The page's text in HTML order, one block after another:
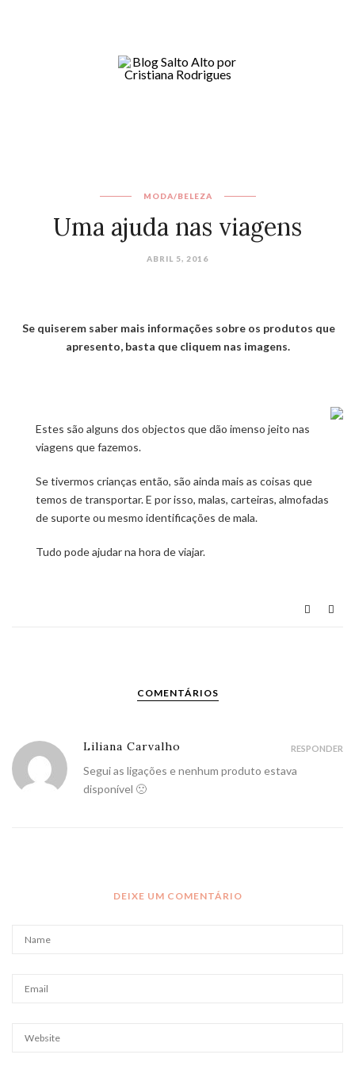
MODA/BELEZA
Uma ajuda nas viagens
ABRIL 5, 2016
Se quiserem saber mais informações sobre os produtos que
apresento, basta que cliquem nas imagens.
Estes são alguns dos objectos que dão imenso jeito nas
viagens que fazemos.
Se tivermos crianças então, são ainda mais as coisas que
temos de transportar. E por isso, malas, carteiras, almofadas
de suporte ou mesmo identificações de mala.
Tudo pode ajudar na hora de viajar.
COMENTÁRIOS
Liliana Carvalho
Segui as ligações e nenhum produto estava
disponível 🙁
RESPONDER
DEIXE UM COMENTÁRIO